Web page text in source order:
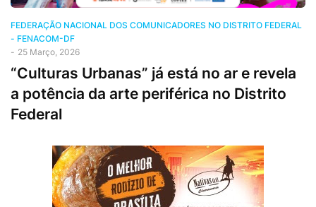
FEDERAÇÃO NACIONAL DOS COMUNICADORES NO DISTRITO FEDERAL
- FENACOM-DF
- 25 Março, 2026
“Culturas Urbanas” já está no ar e revela
a potência da arte periférica no Distrito
Federal